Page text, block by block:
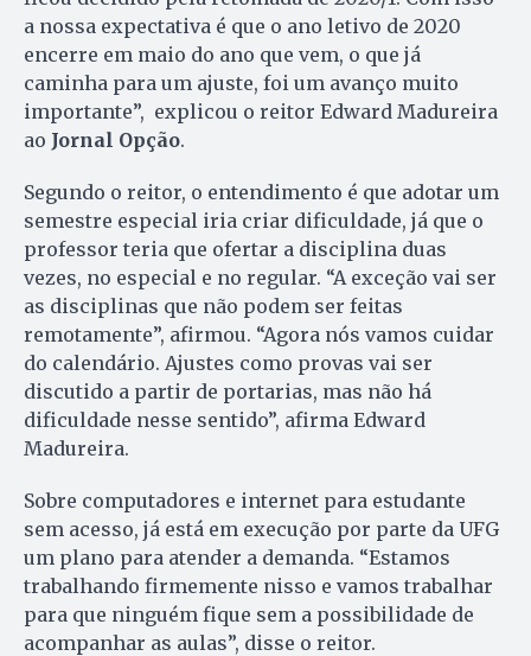
a nossa expectativa é que o ano letivo de 2020
encerre em maio do ano que vem, o que já
caminha para um ajuste, foi um avanço muito
importante”, explicou o reitor Edward Madureira
ao Jornal Opção.
Segundo o reitor, o entendimento é que adotar um
semestre especial iria criar dificuldade, já que o
professor teria que ofertar a disciplina duas
vezes, no especial e no regular. “A exceção vai ser
as disciplinas que não podem ser feitas
remotamente”, afirmou. “Agora nós vamos cuidar
do calendário. Ajustes como provas vai ser
discutido a partir de portarias, mas não há
dificuldade nesse sentido”, afirma Edward
Madureira.
Sobre computadores e internet para estudante
sem acesso, já está em execução por parte da UFG
um plano para atender a demanda. “Estamos
trabalhando firmemente nisso e vamos trabalhar
para que ninguém fique sem a possibilidade de
acompanhar as aulas”, disse o reitor.